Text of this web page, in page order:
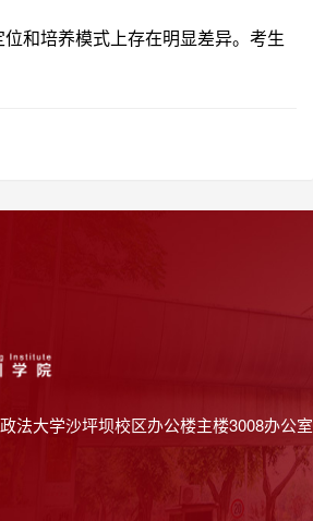
和培养模式上存在明显差异。考生
法大学沙坪坝校区办公楼主楼3008办公室